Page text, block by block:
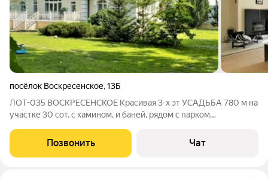
посёлок Воскресенское,13Б
ЛОТ-035 ВОСКРЕСЕНСКОЕ Красивая 3-х эт УСАДЬБА 780 м на
участке 30 сот. с камином, и баней, рядом с парком
загородный отель Богородское, конюшня, теннисный корт.
Большой красивый участок земли
Позвонить Чат